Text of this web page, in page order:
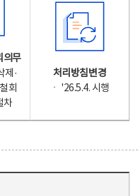
의무
제·
회
차
처리방침변경
ㆍ '26.5.4. 시행